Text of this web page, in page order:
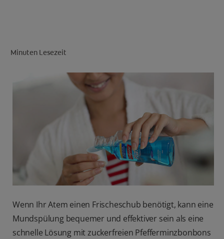
CH (DE)
Minuten Lesezeit
Wenn Ihr Atem einen Frischeschub benötigt, kann eine
Mundspülung bequemer und effektiver sein als eine
schnelle Lösung mit zuckerfreien Pfefferminzbonbons